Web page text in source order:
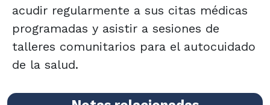
acudir regularmente a sus citas médicas
programadas y asistir a sesiones de
talleres comunitarios para el autocuidado
de la salud.